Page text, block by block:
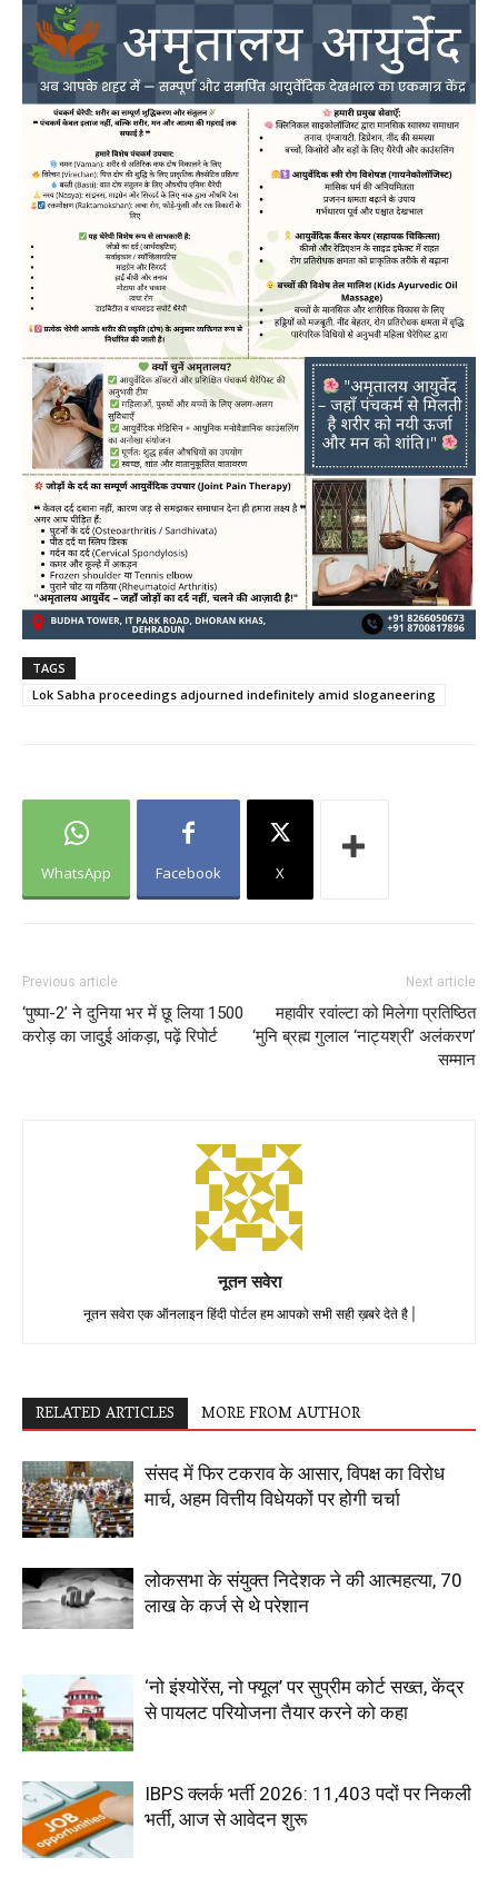
TAGS
Lok Sabha proceedings adjourned indefinitely amid sloganeering
WhatsApp Facebook X
Previous article
‘पुष्पा-2’ ने दुनिया भर में छू लिया 1500
करोड़ का जादुई आंकड़ा, पढ़ें रिपोर्ट
Next article
महावीर रवांल्टा को मिलेगा प्रतिष्ठित
‘मुनि ब्रह्म गुलाल ‘नाट्यश्री’ अलंकरण’
सम्मान
नूतन सवेरा
नूतन सवेरा एक ऑनलाइन हिंदी पोर्टल हम आपको सभी सही ख़बरे देते है |
RELATED ARTICLES MORE FROM AUTHOR
संसद में फिर टकराव के आसार, विपक्ष का विरोध
मार्च, अहम वित्तीय विधेयकों पर होगी चर्चा
लोकसभा के संयुक्त निदेशक ने की आत्महत्या, 70
लाख के कर्ज से थे परेशान
‘नो इंश्योरेंस, नो फ्यूल’ पर सुप्रीम कोर्ट सख्त, केंद्र
से पायलट परियोजना तैयार करने को कहा
IBPS क्लर्क भर्ती 2026: 11,403 पदों पर निकली
भर्ती, आज से आवेदन शुरू